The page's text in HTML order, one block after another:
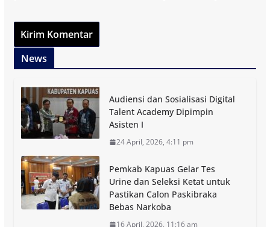
News
Audiensi dan Sosialisasi Digital
Talent Academy Dipimpin
Asisten I
24 April, 2026, 4:11 pm
Pemkab Kapuas Gelar Tes
Urine dan Seleksi Ketat untuk
Pastikan Calon Paskibraka
Bebas Narkoba
16 April, 2026, 11:16 am